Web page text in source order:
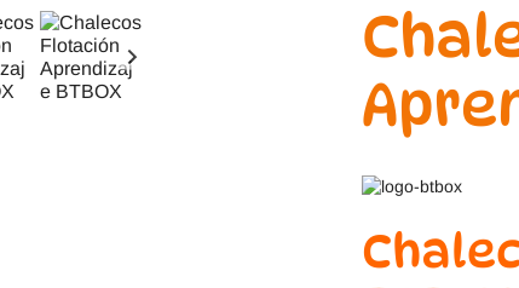
Crave Barefoot
D.D. Step
Gioseppo